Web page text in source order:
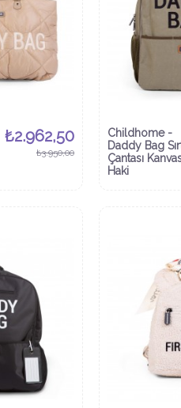
₺2.962,50
₺3.950,00
Childhome -
Daddy Bag
Çantası
Haki